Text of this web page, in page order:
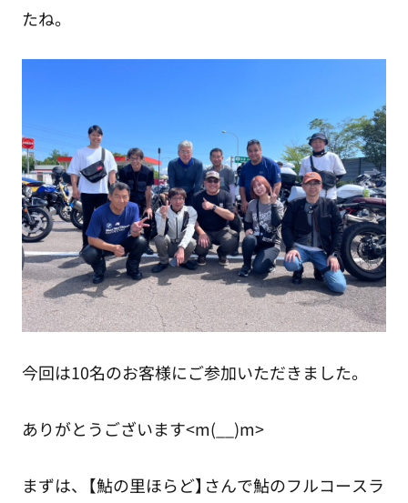
たね。
今回は10名のお客様にご参加いただきました。
ありがとうございます<m(__)m>
まずは、【鮎の里ほらど】さんで鮎のフルコースラ